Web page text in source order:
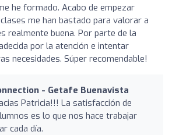
he formado. Acabo de empezar
me han bastado para valorar a
realmente buena. Por parte de la
por la atención e intentar
necesidades. Súper recomendable!
- Getafe Buenavista
Patricia!!! La satisfacción de
es lo que nos hace trabajar
cada día.